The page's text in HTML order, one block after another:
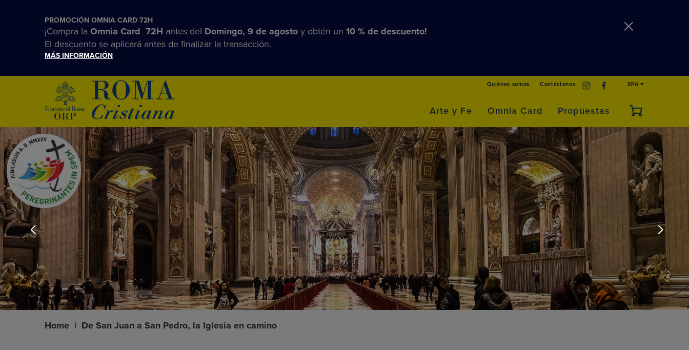
PROMOCIÓN OMNIA CARD 72H
¡Compra la Omnia Card 72H antes del Domingo, 9 de agosto y obtén un 10 % de descuento!
El descuento se aplicará antes de finalizar la transacción.
MÁS INFORMACIÓN
Quiénes somos Contáctenos SPA
Arte y Fe Omnia Card Propuestas
Home | De San Juan a San Pedro, la Iglesia en camino